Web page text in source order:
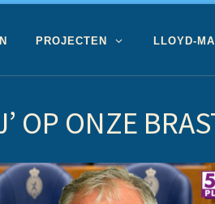
PROJECTEN LLOYD-
OP ONZE